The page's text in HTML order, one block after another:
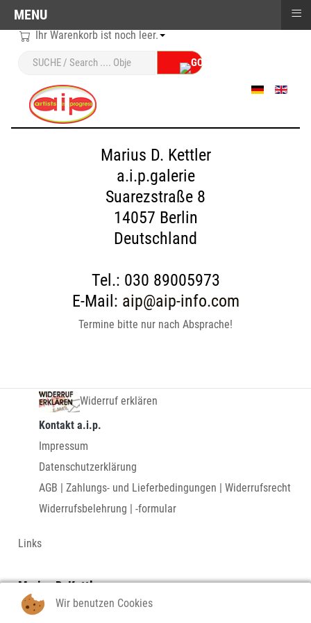
Ihr Warenkorb ist noch leer.
Sprache auswählen
Marius D. Kettler
a.i.p.galerie
Suarezstraße 8
14057 Berlin
Deutschland
Tel.: 030 89005973
E-Mail: aip@aip-info.com
Termine bitte nur nach Absprache!
Widerruf erklären
Kontakt a.i.p.
Impressum
Datenschutzerklärung
AGB | Zahlungs- und Lieferbedingungen | Widerrufsrecht
Widerrufsbelehrung | -formular
Links
Marius D. Kettler
Wir benutzen Cookies
MENU ≡